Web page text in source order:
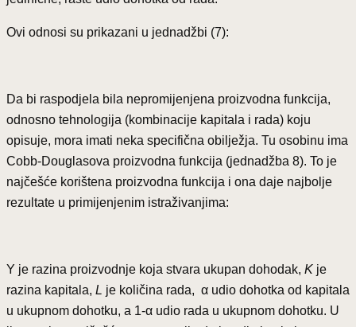
Ovi odnosi su prikazani u jednadžbi (7):
Da bi raspodjela bila nepromijenjena proizvodna funkcija,
odnosno tehnologija (kombinacije kapitala i rada) koju
opisuje, mora imati neka specifična obilježja. Tu osobinu ima
Cobb-Douglasova proizvodna funkcija (jednadžba 8). To je
najčešće korištena proizvodna funkcija i ona daje najbolje
rezultate u primijenjenim istraživanjima:
Y je razina proizvodnje koja stvara ukupan dohodak, K je
razina kapitala, L je količina rada, α udio dohotka od kapitala
u ukupnom dohotku, a 1-α udio rada u ukupnom dohotku. U